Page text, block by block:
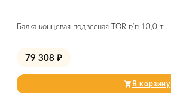
Балка концевая подвесная TOR г/п 10,0 т
79 308 ₽
В корзину